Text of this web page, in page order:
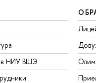
в НИУ ВШЭ